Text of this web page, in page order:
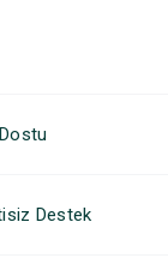
Destek